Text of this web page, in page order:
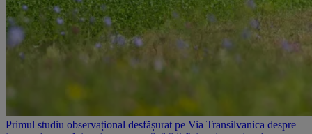
Primul studiu observațional desfășurat pe Via Transilvanica despre